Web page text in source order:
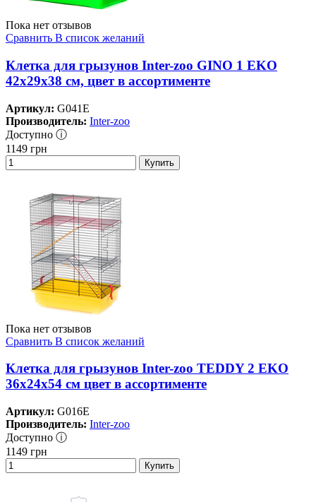
Пока нет отзывов
Сравнить В список желаний
Клетка для грызунов Inter-zoo GINO 1 EKO
42x29x38 см, цвет в ассортименте
Артикул: G041E
Производитель: Inter-zoo
Доступно ⓘ
1149 грн
Купить
Пока нет отзывов
Сравнить В список желаний
Клетка для грызунов Inter-zoo TEDDY 2 EKO
36х24х54 см цвет в ассортименте
Артикул: G016E
Производитель: Inter-zoo
Доступно ⓘ
1149 грн
Купить